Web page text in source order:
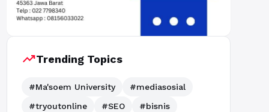
trending_upTrending Topics
#Ma'soem University
#mediasosial
#tryoutonline
#SEO
#bisnis